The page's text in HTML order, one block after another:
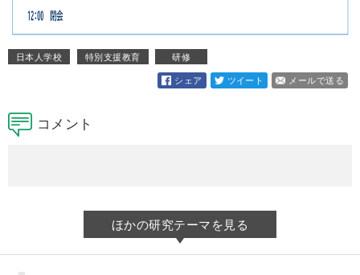
日本人学校 特別支援教育
研修
シェア
ツイート メールで送る
コメント
ほかの研究テーマを見る